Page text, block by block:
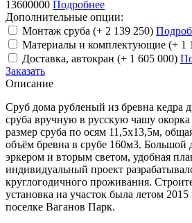
13600000 Подробнее
Дополнительные опции:
Монтаж сруба (+ 2 139 250)
Материалы и комплектующие (+ 1
Доставка, автокран (+ 1 605 000)
Заказать
Описание
Сруб дома рубленый из бревна кедра
сруба вручную в русскую чашу окорка
размер сруба по осям 11,5х13,5м,
объём бревна в срубе 160м3. Большой
эркером и вторым светом, удобная
индивидуальный проект
круглогодичного проживания.
установка на участок была летом
поселке Ваганов Парк.